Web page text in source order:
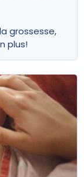
grossesse,
plus!